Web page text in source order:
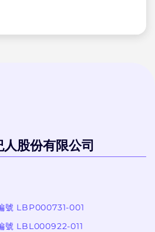
股份有限公司
號 LBP000731-001
號 LBL000922-011